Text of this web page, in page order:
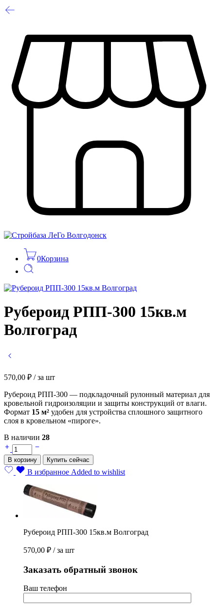
0Корзина
Рубероид РПП-300 15кв.м
Волгоград
570,00 ₽ / за шт
Рубероид РПП-300 — подкладочный рулонный материал для
кровельной гидроизоляции и защиты конструкций от влаги.
Формат 15 м² удобен для устройства сплошного защитного
слоя в кровельном «пироге».
В наличии 28
Рубероид
РПП-300
15кв.м
Волгоград
В корзину Купить сейчас
В избранное Added to wishlist
Рубероид РПП-300 15кв.м Волгоград
570,00 ₽ / за шт
Заказать обратный звонок
Ваш телефон